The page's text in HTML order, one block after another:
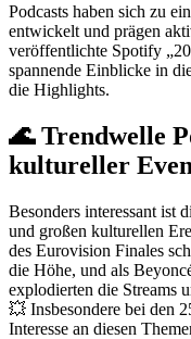
Podcasts haben sich zu
entwickelt und prägen
veröffentlichte Spotify
spannende Einblicke in
die Highlights.
🌊 Trendwelle
kultureller
Besonders interessant ist
und großen kulturellen
des Eurovision Finales
die Höhe, und als
explodierten die Streams
💥 Insbesondere bei den
Interesse an diesen